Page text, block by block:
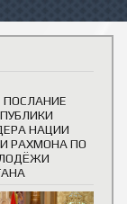
ПОСЛАНИЕ
НАЦИИ
РАХМОНА ПО